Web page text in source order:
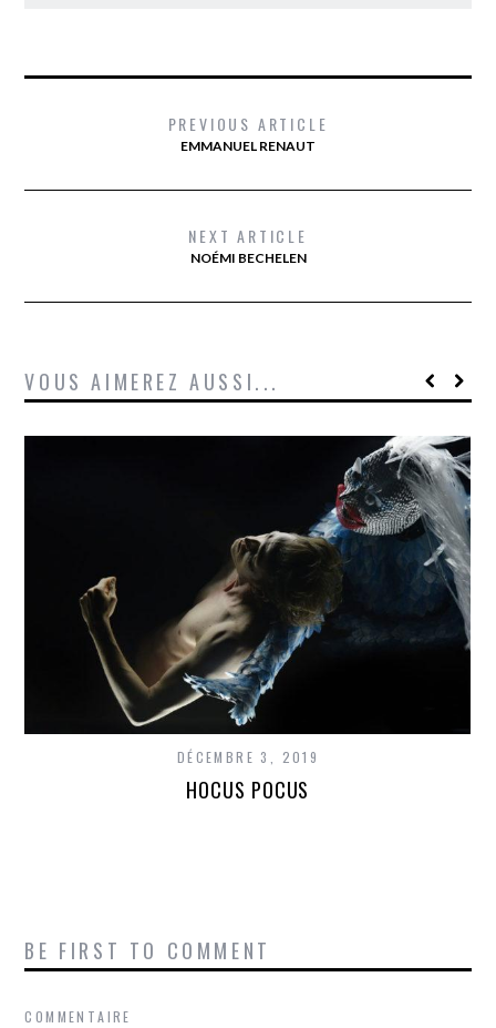
PREVIOUS ARTICLE
EMMANUEL RENAUT
NEXT ARTICLE
NOÉMI BECHELEN
VOUS AIMEREZ AUSSI...
DÉCEMBRE 3, 2019
HOCUS POCUS
BE FIRST TO COMMENT
COMMENTAIRE